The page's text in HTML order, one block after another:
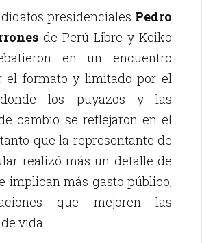
presidenciales Pedro
de Perú Libre y Keiko
en un encuentro
el formato y limitado por el
donde los puyazos y las
cambio se reflejaron en el
que la representante de
realizó más un detalle de
implican más gasto público,
que mejoren las
vida.